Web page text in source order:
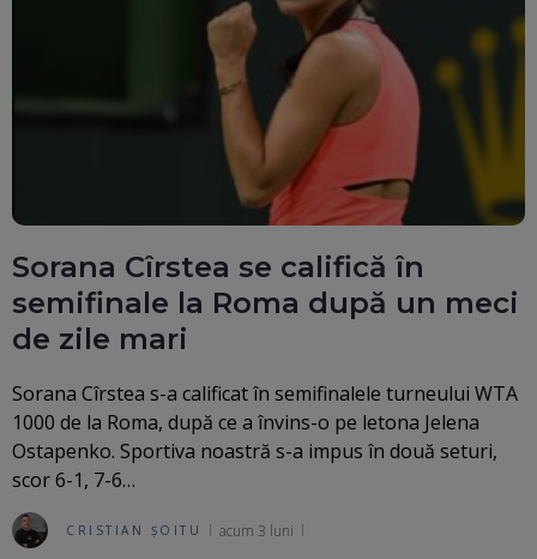
Sorana Cîrstea se califică în
semifinale la Roma după un meci
de zile mari
Sorana Cîrstea s-a calificat în semifinalele turneului WTA
1000 de la Roma, după ce a învins-o pe letona Jelena
Ostapenko. Sportiva noastră s-a impus în două seturi,
scor 6-1, 7-6…
CRISTIAN ȘOITU acum 3 luni